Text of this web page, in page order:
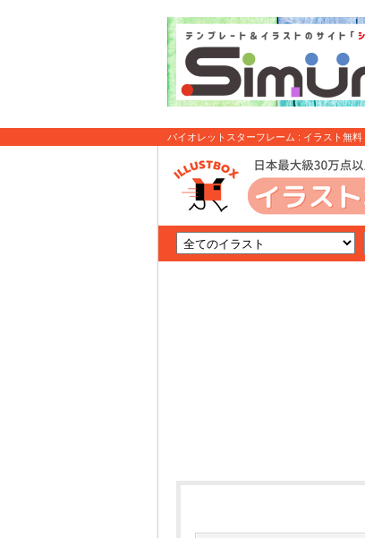
バイオレットスターフレーム : イラスト無料